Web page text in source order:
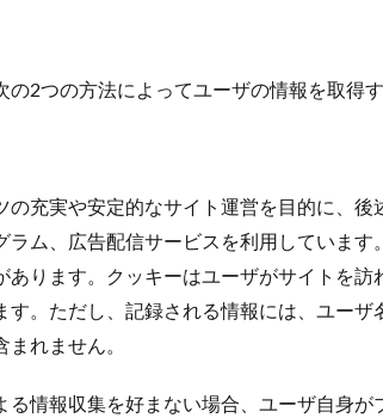
の2つの方法によってユーザの情報を取得
の充実や安定的なサイト運営を目的に、
ラム、広告配信サービスを利用しています
あります。クッキーはユーザがサイトを
す。ただし、記録される情報には、ユー
れません。
る情報収集を好まない場合、ユーザ自身